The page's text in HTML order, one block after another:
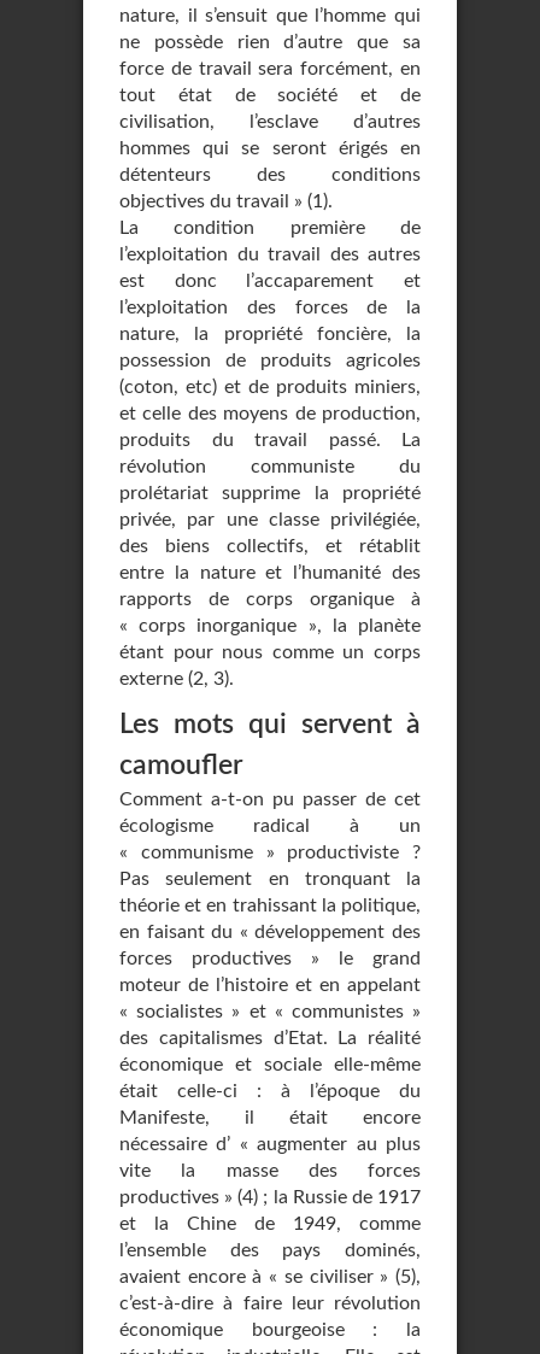
nature, il s’ensuit que l’homme qui
ne possède rien d’autre que sa
force de travail sera forcément, en
tout état de société et de
civilisation, l’esclave d’autres
hommes qui se seront érigés en
détenteurs des conditions
objectives du travail » (1).
La condition première de
l’exploitation du travail des autres
est donc l’accaparement et
l’exploitation des forces de la
nature, la propriété foncière, la
possession de produits agricoles
(coton, etc) et de produits miniers,
et celle des moyens de production,
produits du travail passé. La
révolution communiste du
prolétariat supprime la propriété
privée, par une classe privilégiée,
des biens collectifs, et rétablit
entre la nature et l’humanité des
rapports de corps organique à
« corps inorganique », la planète
étant pour nous comme un corps
externe (2, 3).
Les mots qui servent à
camoufler
Comment a-t-on pu passer de cet
écologisme radical à un
« communisme » productiviste ?
Pas seulement en tronquant la
théorie et en trahissant la politique,
en faisant du « développement des
forces productives » le grand
moteur de l’histoire et en appelant
« socialistes » et « communistes »
des capitalismes d’Etat. La réalité
économique et sociale elle-même
était celle-ci : à l’époque du
Manifeste, il était encore
nécessaire d’ « augmenter au plus
vite la masse des forces
productives » (4) ; la Russie de 1917
et la Chine de 1949, comme
l’ensemble des pays dominés,
avaient encore à « se civiliser » (5),
c’est-à-dire à faire leur révolution
économique bourgeoise : la